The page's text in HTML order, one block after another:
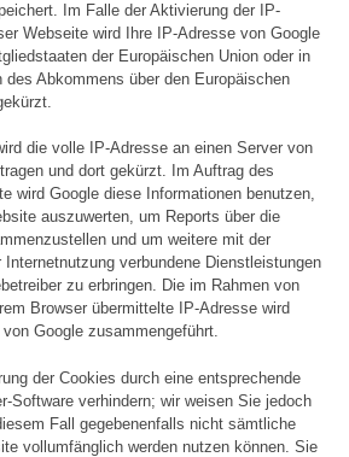
Im Falle der Aktivierung der IP-
Webseite wird Ihre IP-Adresse von Google
der Europäischen Union oder in
des Abkommens über den Europäischen
die volle IP-Adresse an einen Server von
und dort gekürzt. Im Auftrag des
wird Google diese Informationen benutzen,
auszuwerten, um Reports über die
und um weitere mit der
verbundene Dienstleistungen
zu erbringen. Die im Rahmen von
Browser übermittelte IP-Adresse wird
Google zusammengeführt.
der Cookies durch eine entsprechende
Software verhindern; wir weisen Sie jedoch
Fall gegebenenfalls nicht sämtliche
vollumfänglich werden nutzen können. Sie